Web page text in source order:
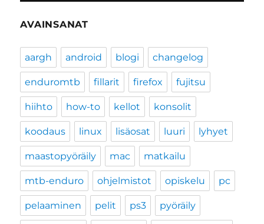
AVAINSANAT
aargh android blogi changelog
enduromtb fillarit firefox fujitsu
hiihto how-to kellot konsolit
koodaus linux lisäosat luuri lyhyet
maastopyöräily mac matkailu
mtb-enduro ohjelmistot opiskelu pc
pelaaminen pelit ps3 pyöräily